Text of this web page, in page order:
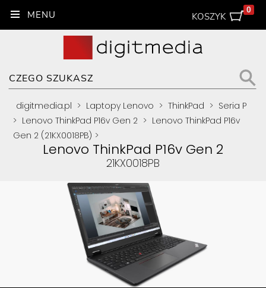
KOSZYK
0
digitmedia.pl > Laptopy Lenovo > ThinkPad > Seria P
> Lenovo ThinkPad P16v Gen 2 > Lenovo ThinkPad P16v
Gen 2 (21KX0018PB) >
Lenovo ThinkPad P16v Gen 2
21KX0018PB